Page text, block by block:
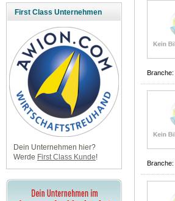
First Class Unternehmen
Dein Unternehmen hier?
Werde First Class Kunde!
Branche:
Branche: